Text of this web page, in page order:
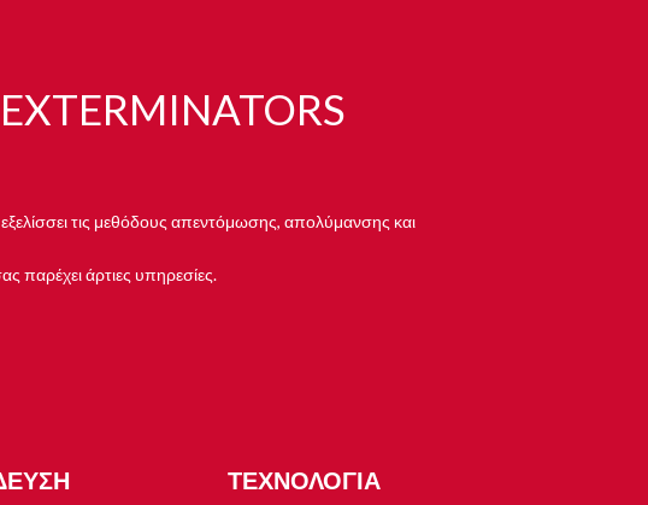
τις μεθόδους απεντόμωσης, απολύμανσης και
παρέχει άρτιες υπηρεσίες.
ΤΕΧΝΟΛΟΓΙΑ